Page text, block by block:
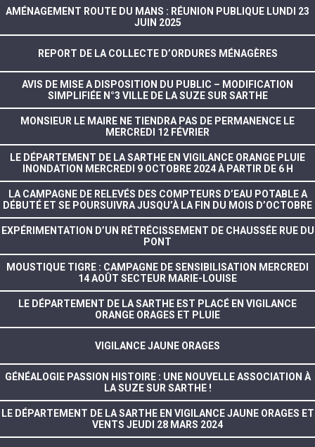
AMÉNAGEMENT ROUTE DU MANS : RÉUNION PUBLIQUE LUNDI 23
JUIN 2025
REPORT DE LA COLLECTE D’ORDURES MÉNAGÈRES
AVIS DE MISE A DISPOSITION DU PUBLIC – MODIFICATION
SIMPLIFIÉE N°3 VILLE DE LA SUZE SUR SARTHE
MONSIEUR LE MAIRE NE TIENDRA PAS DE PERMANENCE LE
MERCREDI 12 FÉVRIER
LE DÉPARTEMENT DE LA SARTHE EN VIGILANCE ORANGE PLUIE
INONDATION MERCREDI 9 OCTOBRE 2024 À PARTIR DE 6 H
LA CAMPAGNE DE RELEVÉS DES COMPTEURS D’EAU POTABLE A
DÉBUTÉ ET SE POURSUIVRA JUSQU’À LA FIN DU MOIS D’OCTOBRE
EXPÉRIMENTATION D’UN RÉTRÉCISSEMENT DE CHAUSSÉE RUE DU
PONT
MOUSTIQUE TIGRE : CAMPAGNE DE SENSIBILISATION MERCREDI
14 AOÛT SECTEUR MARIE-LOUISE
LE DÉPARTEMENT DE LA SARTHE EST PLACÉ EN VIGILANCE
ORANGE ORAGES ET PLUIE
VIGILANCE JAUNE ORAGES
GÉNÉALOGIE PASSION HISTOIRE : UNE NOUVELLE ASSOCIATION À
LA SUZE SUR SARTHE !
LE DÉPARTEMENT DE LA SARTHE EN VIGILANCE JAUNE ORAGES ET
VENTS JEUDI 28 MARS 2024